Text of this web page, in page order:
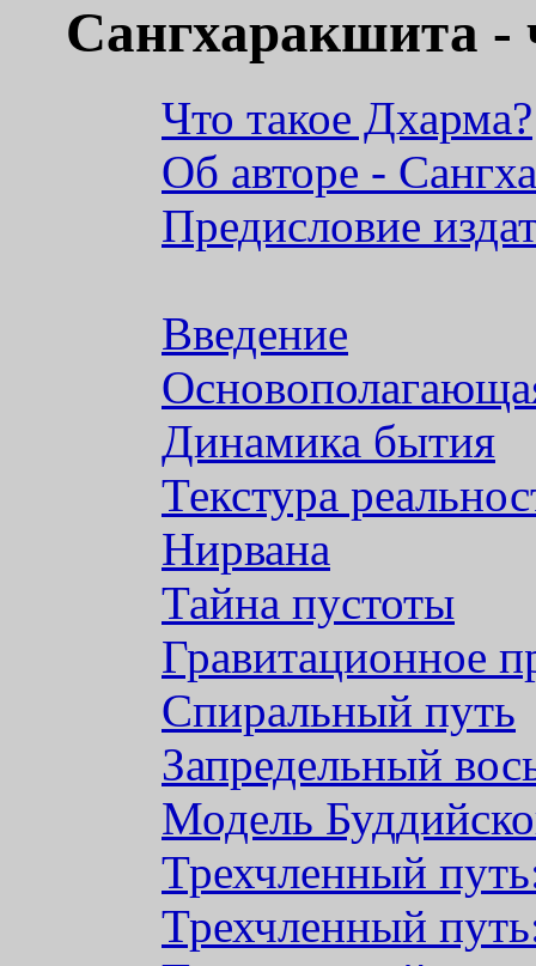
Сангхаракшита -
Что такое Дхарма?
Об авторе -
Предисловие
Введение
Динамика бытия
Текстура
Нирвана
Тайна пустоты
Гравитационное
Спиральный путь
Запредельный
Модель
Трехчленный
Трехчленный